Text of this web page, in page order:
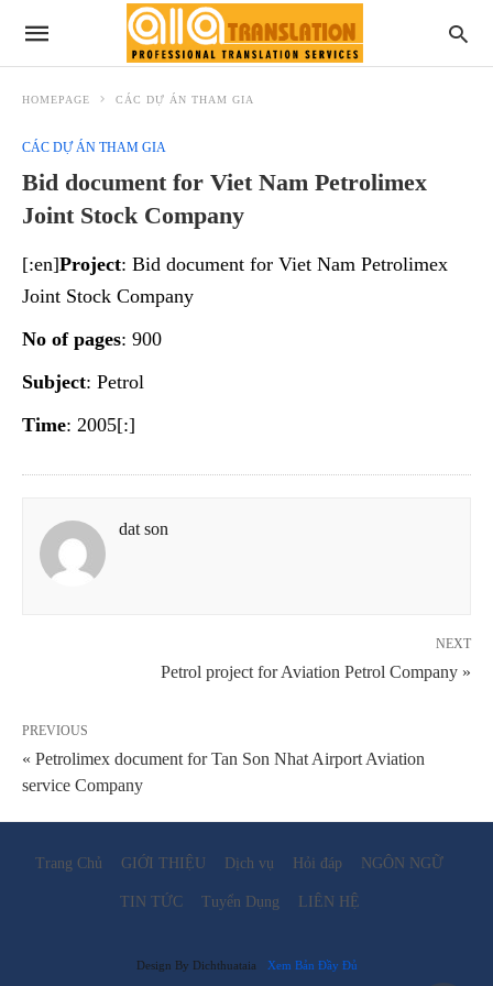
HOMEPAGE CÁC DỰ ÁN THAM GIA
CÁC DỰ ÁN THAM GIA
Bid document for Viet Nam Petrolimex
Joint Stock Company
[:en]Project: Bid document for Viet Nam Petrolimex
Joint Stock Company
No of pages: 900
Subject: Petrol
Time: 2005[:]
dat son
NEXT
Petrol project for Aviation Petrol Company »
PREVIOUS
« Petrolimex document for Tan Son Nhat Airport Aviation
service Company
Trang Chủ GIỚI THIỆU Dịch vụ Hỏi đáp NGÔN NGỮ
TIN TỨC Tuyển Dụng LIÊN HỆ
Design By Dichthuataia Xem Bản Đầy Đủ